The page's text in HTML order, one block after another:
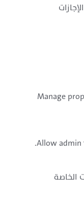
Manage
Allow admin
الخاصة